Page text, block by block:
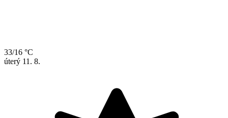
33/16 °C
úterý 11. 8.